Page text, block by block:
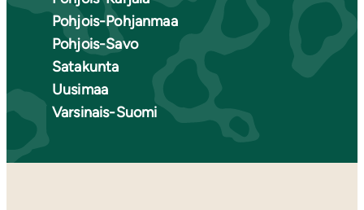
Pohjois-Pohjanmaa
Pohjois-Savo
Satakunta
Uusimaa
Varsinais-Suomi